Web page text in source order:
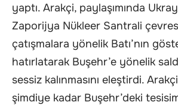
yaptı. Arakçi, paylaşımında
Zaporijya Nükleer Santrali
çatışmalara yönelik Batı’nın
hatırlatarak Buşehr’e yönelik
sessiz kalınmasını eleştirdi.
şimdiye kadar Buşehr’deki